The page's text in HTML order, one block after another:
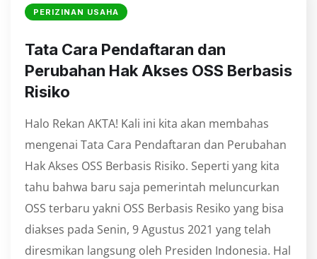
PERIZINAN USAHA
Tata Cara Pendaftaran dan
Perubahan Hak Akses OSS Berbasis
Risiko
Halo Rekan AKTA! Kali ini kita akan membahas
mengenai Tata Cara Pendaftaran dan Perubahan
Hak Akses OSS Berbasis Risiko. Seperti yang kita
tahu bahwa baru saja pemerintah meluncurkan
OSS terbaru yakni OSS Berbasis Resiko yang bisa
diakses pada Senin, 9 Agustus 2021 yang telah
diresmikan langsung oleh Presiden Indonesia. Hal